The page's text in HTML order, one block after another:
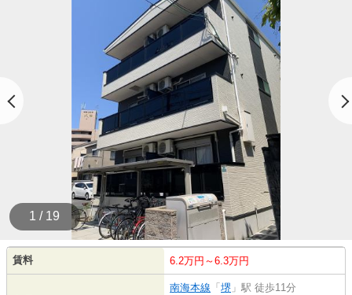
1 / 19
賃料 6.2万円～6.3万円
南海本線 「 堺 」駅 徒歩11分